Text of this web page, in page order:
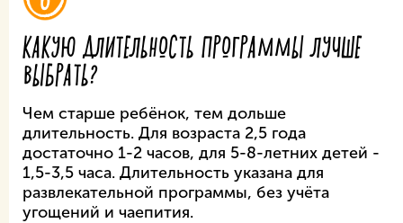
КАКУЮ ДЛИТЕЛЬНОСТЬ ПРОГРАММЫ ЛУЧШЕ
ВЫБРАТЬ?
Чем старше ребёнок, тем дольше
длительность. Для возраста 2,5 года
достаточно 1-2 часов, для 5-8-летних детей -
1,5-3,5 часа. Длительность указана для
развлекательной программы, без учёта
угощений и чаепития.